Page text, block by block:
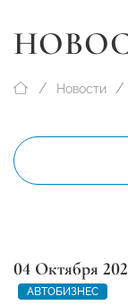
Новости
04 Октября
АВТОБИЗНЕС